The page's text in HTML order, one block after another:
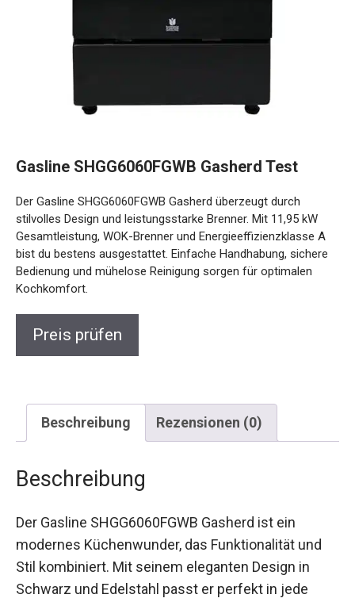
Gasline SHGG6060FGWB Gasherd Test
Der Gasline SHGG6060FGWB Gasherd überzeugt durch
stilvolles Design und leistungsstarke Brenner. Mit 11,95 kW
Gesamtleistung, WOK-Brenner und Energieeffizienzklasse A
bist du bestens ausgestattet. Einfache Handhabung, sichere
Bedienung und mühelose Reinigung sorgen für optimalen
Kochkomfort.
Preis prüfen
Beschreibung Rezensionen (0)
Beschreibung
Der Gasline SHGG6060FGWB Gasherd ist ein
modernes Küchenwunder, das Funktionalität und
Stil kombiniert. Mit seinem eleganten Design in
Schwarz und Edelstahl passt er perfekt in jede